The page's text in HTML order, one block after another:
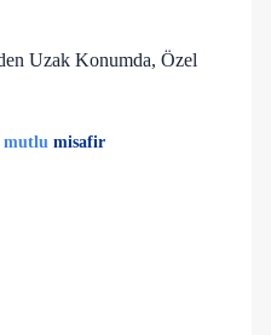
Uzak Konumda, Özel